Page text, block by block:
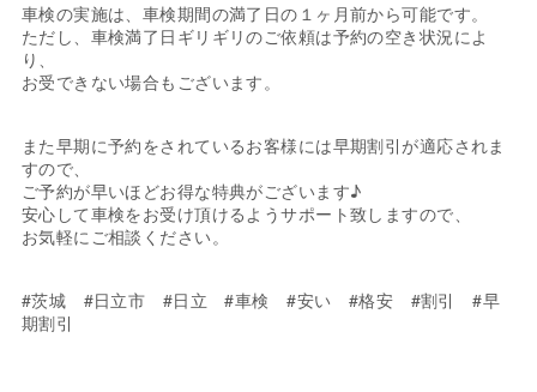
車検の実施は、車検期間の満了日の１ヶ月前から可能です。
ただし、車検満了日ギリギリのご依頼は予約の空き状況によ
り、
お受できない場合もございます。
また早期に予約をされているお客様には早期割引が適応されま
すので、
ご予約が早いほどお得な特典がございます♪
安心して車検をお受け頂けるようサポート致しますので、
お気軽にご相談ください。
#茨城 #日立市 #日立 #車検 #安い #格安 #割引 #早
期割引